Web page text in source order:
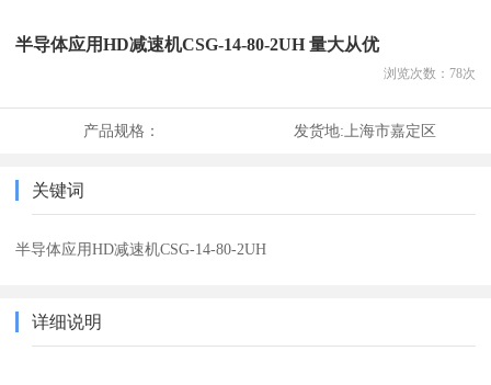
半导体应用HD减速机CSG-14-80-2UH 量大从优
浏览次数： 78次
产品规格： 发货地: 上海市嘉定区
关键词
半导体应用HD减速机CSG-14-80-2UH
详细说明